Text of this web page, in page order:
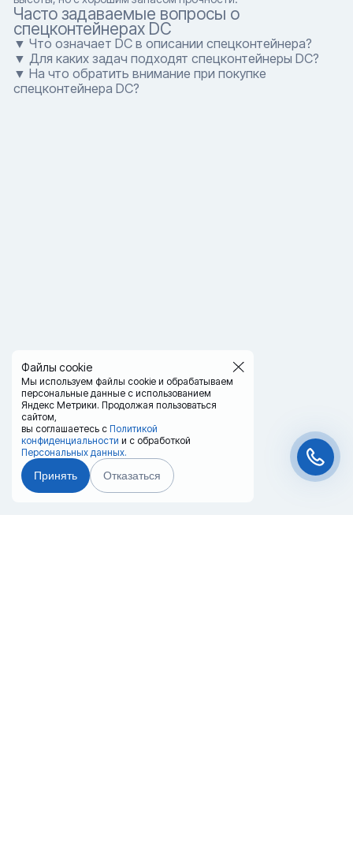
Файлы cookie
Мы используем файлы cookie и обрабатываем
персональные данные с использованием
Яндекс Метрики. Продолжая пользоваться
сайтом,
вы соглашаетесь с Политикой
конфиденциальности и с обработкой
Персональных данных.
Принять Отказаться
Часто задаваемые вопросы о
спецконтейнерах DC
▼ Что означает DC в описании спецконтейнера?
▼ Для каких задач подходят спецконтейнеры DC?
▼ На что обратить внимание при покупке
спецконтейнера DC?